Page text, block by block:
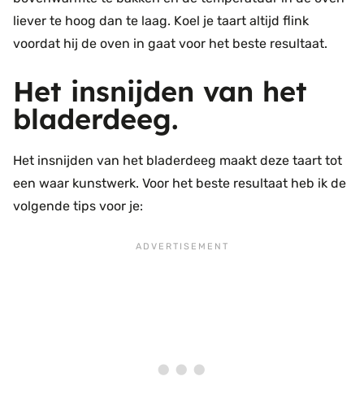
liever te hoog dan te laag. Koel je taart altijd flink
voordat hij de oven in gaat voor het beste resultaat.
Het insnijden van het
bladerdeeg.
Het insnijden van het bladerdeeg maakt deze taart tot
een waar kunstwerk. Voor het beste resultaat heb ik de
volgende tips voor je: